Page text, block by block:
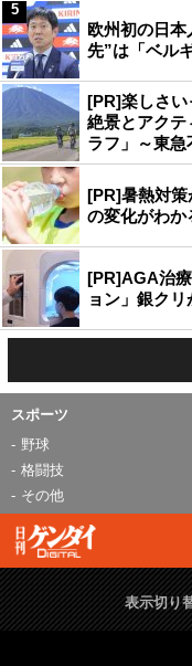
欧州初の日
先”は「ベル
5
[PR]楽しさい
絶景とアクテ
ラフ」～東急
[PR]暑熱対策
の変化がわか
[PR]AGA治
ョン」銀ク
スポーツ
野球
格闘技
その他
表示切り